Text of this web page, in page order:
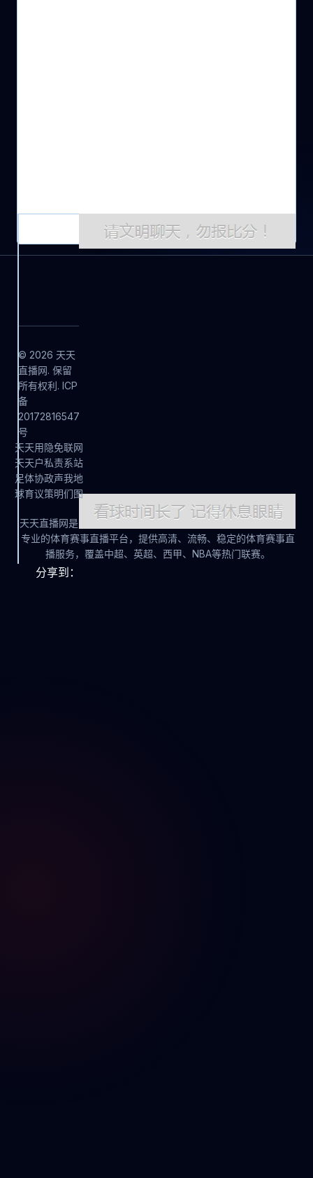
分享到：
© 2026 天天
直播网. 保留
所有权利. ICP
备
20172816547
号
天
天
足
球
天
天
体
育
用
户
协
议
隐
私
政
策
免
责
声
明
联
系
我
们
网
站
地
图
天天直播网是
专业的体育赛事直播平台，提供高清、流畅、稳定的体育赛事直
播服务，覆盖中超、英超、西甲、NBA等热门联赛。